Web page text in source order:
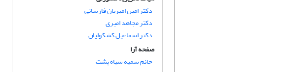
دکتر امین امیریان فارسانی
دکتر مجاهد امیری
دکتر اسماعیل کشکولیان
صفحه آرا
خانم سمیه سیاه پشت